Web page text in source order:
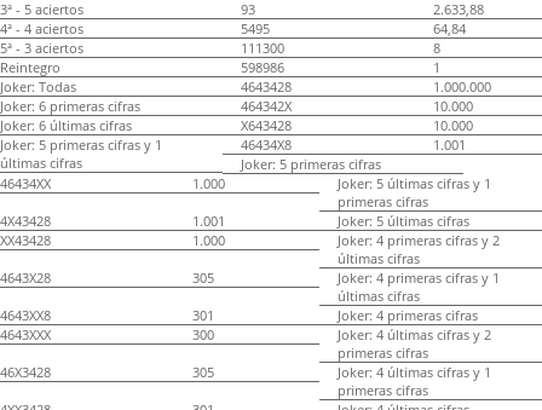
3ª - 5 aciertos
93
2.633,88
4ª - 4 aciertos
5495
64,84
5ª - 3 aciertos
111300
8
Reintegro
598986
1
Joker: Todas
4643428
1.000.000
Joker: 6 primeras cifras
464342X
10.000
Joker: 6 últimas cifras
X643428
10.000
Joker: 5 primeras cifras y 1
últimas cifras
46434X8
1.001
Joker: 5 primeras cifras
46434XX
1.000
Joker: 5 últimas cifras y 1
primeras cifras
4X43428
1.001
Joker: 5 últimas cifras
XX43428
1.000
Joker: 4 primeras cifras y 2
últimas cifras
4643X28
305
Joker: 4 primeras cifras y 1
últimas cifras
4643XX8
301
Joker: 4 primeras cifras
4643XXX
300
Joker: 4 últimas cifras y 2
primeras cifras
46X3428
305
Joker: 4 últimas cifras y 1
primeras cifras